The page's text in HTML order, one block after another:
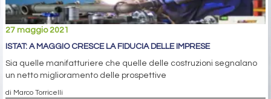
27 maggio 2021
ISTAT: A MAGGIO CRESCE LA FIDUCIA DELLE IMPRESE
Sia quelle manifatturiere che quelle delle costruzioni segnalano
un netto miglioramento delle prospettive
di Marco Torricelli